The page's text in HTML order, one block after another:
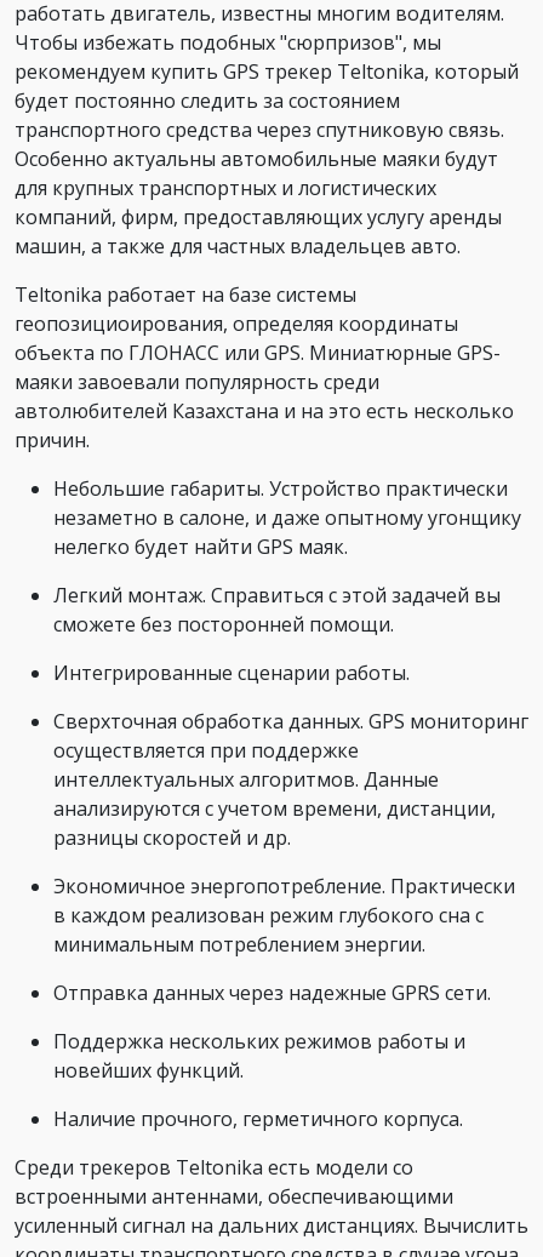
работать двигатель, известны многим водителям.
Чтобы избежать подобных "сюрпризов", мы
рекомендуем купить GPS трекер Teltonika, который
будет постоянно следить за состоянием
транспортного средства через спутниковую связь.
Особенно актуальны автомобильные маяки будут
для крупных транспортных и логистических
компаний, фирм, предоставляющих услугу аренды
машин, а также для частных владельцев авто.
Teltonika работает на базе системы
геопозициоирования, определяя координаты
объекта по ГЛОНАСС или GPS. Миниатюрные GPS-
маяки завоевали популярность среди
автолюбителей Казахстана и на это есть несколько
причин.
Небольшие габариты. Устройство практически
незаметно в салоне, и даже опытному угонщику
нелегко будет найти GPS маяк.
Легкий монтаж. Справиться с этой задачей вы
сможете без посторонней помощи.
Интегрированные сценарии работы.
Сверхточная обработка данных. GPS мониторинг
осуществляется при поддержке
интеллектуальных алгоритмов. Данные
анализируются с учетом времени, дистанции,
разницы скоростей и др.
Экономичное энергопотребление. Практически
в каждом реализован режим глубокого сна с
минимальным потреблением энергии.
Отправка данных через надежные GPRS сети.
Поддержка нескольких режимов работы и
новейших функций.
Наличие прочного, герметичного корпуса.
Среди трекеров Teltonika есть модели со
встроенными антеннами, обеспечивающими
усиленный сигнал на дальних дистанциях. Вычислить